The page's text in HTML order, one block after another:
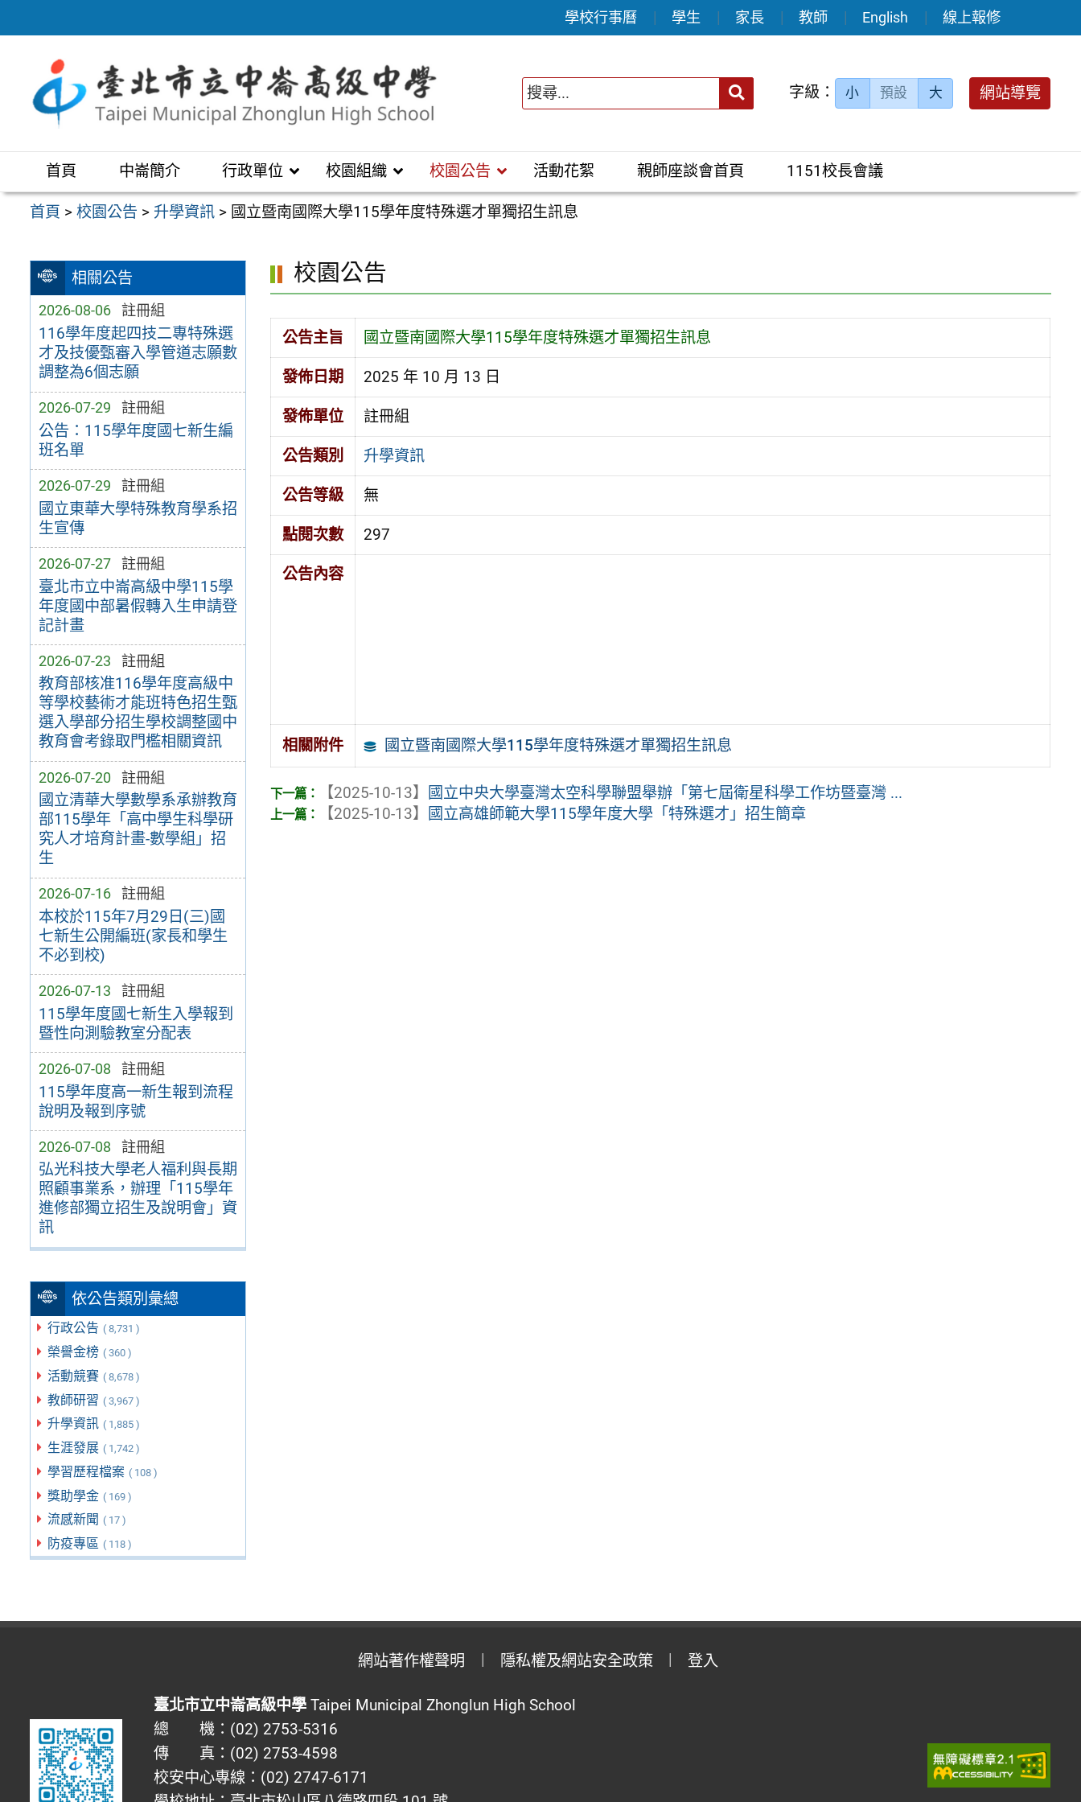
至
區
學校行事曆 學生 家長 教師 English 線上報修
送出 字級： 小 預設 大 網站導覽
首頁 中崙簡介 行政單位 校園組織 校園公告 活動花絮 親師座談會首頁 1151校長會議
首頁 >校園公告 > 升學資訊 > 國立暨南國際大學115學年度特殊選才單獨招生訊息
相關公告
2026-08-06 註冊組
116學年度起四技二專特殊選
才及技優甄審入學管道志願數
調整為6個志願
2026-07-29 註冊組
公告：115學年度國七新生編
班名單
2026-07-29 註冊組
國立東華大學特殊教育學系招
生宣傳
2026-07-27 註冊組
臺北市立中崙高級中學115學
年度國中部暑假轉入生申請登
記計畫
2026-07-23 註冊組
教育部核准116學年度高級中
等學校藝術才能班特色招生甄
選入學部分招生學校調整國中
教育會考錄取門檻相關資訊
2026-07-20 註冊組
國立清華大學數學系承辦教育
部115學年「高中學生科學研
究人才培育計畫-數學組」招
生
2026-07-16 註冊組
本校於115年7月29日(三)國
七新生公開編班(家長和學生
不必到校)
2026-07-13 註冊組
115學年度國七新生入學報到
暨性向測驗教室分配表
2026-07-08 註冊組
115學年度高一新生報到流程
說明及報到序號
2026-07-08 註冊組
弘光科技大學老人福利與長期
照顧事業系，辦理「115學年
進修部獨立招生及說明會」資
訊
依公告類別彙總
行政公告 ( 8,731 )
榮譽金榜 ( 360 )
活動競賽 ( 8,678 )
教師研習 ( 3,967 )
升學資訊 ( 1,885 )
生涯發展 ( 1,742 )
學習歷程檔案 ( 108 )
獎助學金 ( 169 )
流感新聞 ( 17 )
防疫專區 ( 118 )
校園公告
公告主旨 國立暨南國際大學115學年度特殊選才單獨招生訊息
發佈日期 2025 年 10 月 13 日
發佈單位 註冊組
公告類別 升學資訊
公告等級 無
點閱次數 297
公告內容
相關附件 國立暨南國際大學115學年度特殊選才單獨招生訊息
【2025-10-13】
國立中央大學臺灣太空科學聯盟舉辦「第七屆衛星科學工作坊暨臺灣 ...
【2025-10-13】
國立高雄師範大學115學年度大學「特殊選才」招生簡章
網站著作權聲明 隱私權及網站安全政策 登入
臺北市立中崙高級中學Taipei Municipal Zhonglun High School
總 機：(02) 2753-5316
傳 真：(02) 2753-4598
校安中心專線：(02) 2747-6171